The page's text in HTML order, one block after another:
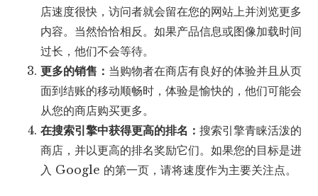
店速度很快，访问者就会留在您的网站上并浏览更多
内容。当然恰恰相反。如果产品信息或图像加载时间
过长，他们不会等待。
更多的销售： 当购物者在商店有良好的体验并且从页
面到结账的移动顺畅时，体验是愉快的，他们可能会
从您的商店购买更多。
在搜索引擎中获得更高的排名：搜索引擎青睐活泼的
商店，并以更高的排名奖励它们。如果您的目标是进
入 Google 的第一页，请将速度作为主要关注点。